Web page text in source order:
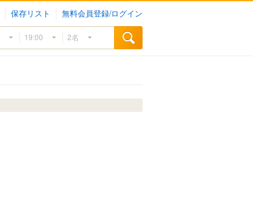
保存リスト 無料会員登録/ログイン